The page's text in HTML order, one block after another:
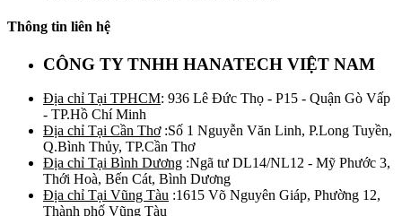
Thông tin liên hệ
CÔNG TY TNHH HANATECH VIỆT NAM
Địa chỉ Tại TPHCM: 936 Lê Đức Thọ - P15 - Quận Gò Vấp
- TP.Hồ Chí Minh
Địa chỉ Tại Cần Thơ:Số 1 Nguyễn Văn Linh, P.Long Tuyền,
Q.Bình Thủy, TP.Cần Thơ
Địa chỉ Tại Bình Dương :Ngã tư DL14/NL12 - Mỹ Phước 3,
Thới Hoà, Bến Cát, Bình Dương
Địa chỉ Tại Vũng Tàu :1615 Võ Nguyên Giáp, Phường 12,
Thành phố Vũng Tàu